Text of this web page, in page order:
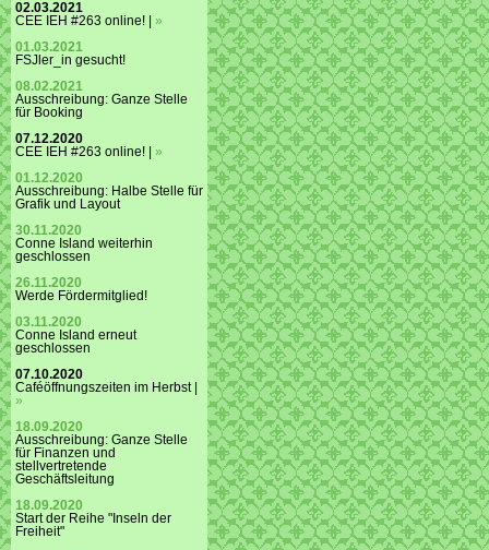
02.03.2021
CEE IEH #263 online! | »
01.03.2021
FSJler_in gesucht!
08.02.2021
Ausschreibung: Ganze Stelle
für Booking
07.12.2020
CEE IEH #263 online! | »
01.12.2020
Ausschreibung: Halbe Stelle für
Grafik und Layout
30.11.2020
Conne Island weiterhin
geschlossen
26.11.2020
Werde Fördermitglied!
03.11.2020
Conne Island erneut
geschlossen
07.10.2020
Caféöffnungszeiten im Herbst |
»
18.09.2020
Ausschreibung: Ganze Stelle
für Finanzen und
stellvertretende
Geschäftsleitung
18.09.2020
Start der Reihe "Inseln der
Freiheit"